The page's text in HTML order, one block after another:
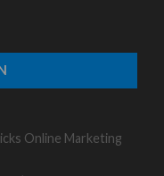
Online Marketing